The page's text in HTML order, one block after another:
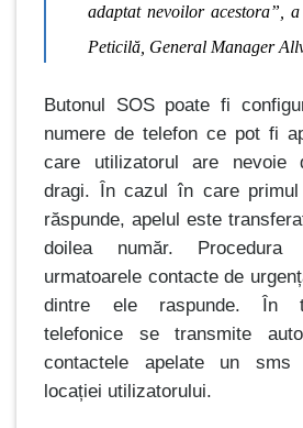
adaptat nevoilor acestora”, a
Peticilă, General Manager
Butonul SOS poate fi
numere de telefon ce pot fi
care utilizatorul are nevoie
dragi. În cazul în care
răspunde, apelul este
doilea număr.
urmatoarele contacte de
dintre ele raspunde. În
telefonice se transmite
contactele apelate un sms
locației utilizatorului.